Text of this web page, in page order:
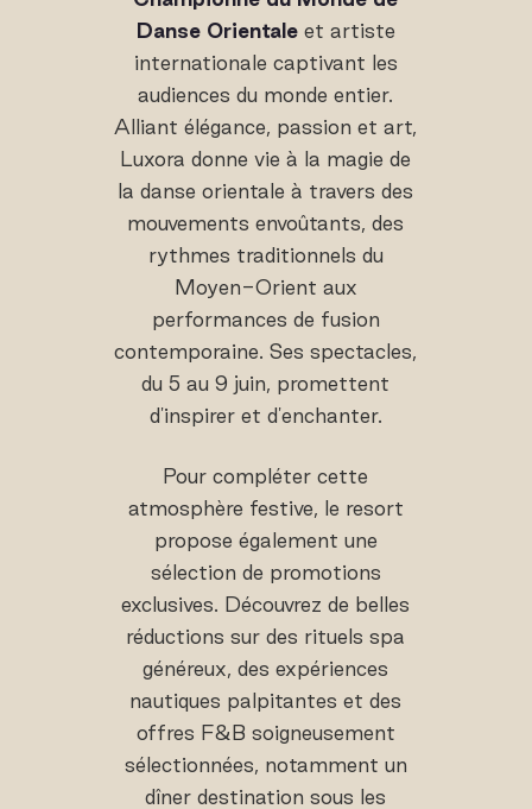
Danse Orientaleet artiste
internationale captivant les
audiences du monde entier.
Alliant élégance, passion et art,
Luxora donne vie à la magie de
la danse orientale à travers des
mouvements envoûtants, des
rythmes traditionnels du
Moyen-Orient aux
performances de fusion
contemporaine. Ses spectacles,
du 5 au 9 juin, promettent
d'inspirer et d'enchanter.
Pour compléter cette
atmosphère festive, le resort
propose également une
sélection de promotions
exclusives. Découvrez de belles
réductions sur des rituels spa
généreux, des expériences
nautiques palpitantes et des
offres F&B soigneusement
sélectionnées, notamment un
dîner destination sous les